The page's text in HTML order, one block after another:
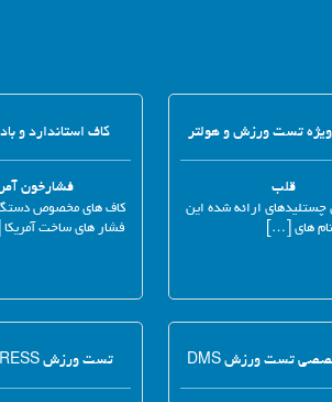
تست ورزش و هولتر
قلب
چستلیدهای ارائه شده این
های […]
کاف استاندارد و
فشارخون
کاف های مخصوص
فشار های ساخت
ماژول تخصصی تست ورزش DMS